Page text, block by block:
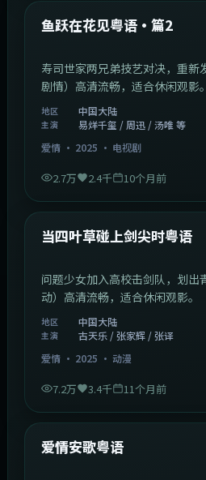
最新
鱼跃在花见粤语·篇2
寿司世家两兄弟技艺对决，重新
剧情）高清流畅，适合休闲观影。
地区 中国大陆
主演
易烊千玺 / 周迅 / 汤唯 等
爱情· 2025 · 电视剧
2.7万 2.4千 10个月前
最新
当四叶草碰上剑尖时粤语
问题少女加入高校击剑队，划出
动）高清流畅，适合休闲观影。
地区 中国大陆
主演
古天乐 / 张家辉 / 张译
爱情· 2025 · 动漫
7.2万 3.4千 11个月前
最新
爱情安歌粤语